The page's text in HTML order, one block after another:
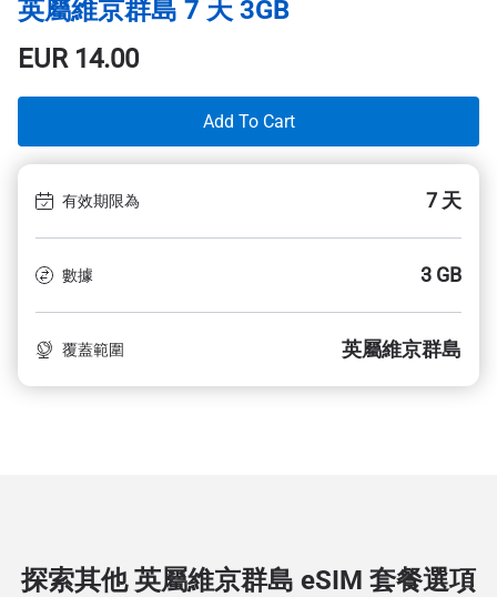
英屬維京群島 7 天 3GB
EUR14.00
Add To Cart
有效期限為 7 天
數據 3 GB
覆蓋範圍 英屬維京群島
探索其他 英屬維京群島 eSIM 套餐選項